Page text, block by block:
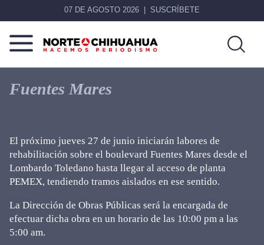
07 DE AGOSTO 2026 SUSCRÍBETE
Norte
De
Chihuahua
Más
que
noticias,
Fuentes Mares
El próximo jueves 27 de junio iniciarán labores de
rehabilitación sobre el boulevard Fuentes Mares desde el
Lombardo Toledano hasta llegar al acceso de planta
PEMEX, tendiendo tramos aislados en ese sentido.
La Dirección de Obras Públicas será la encargada de
efectuar dicha obra en un horario de las 10:00 pm a las
5:00 am.